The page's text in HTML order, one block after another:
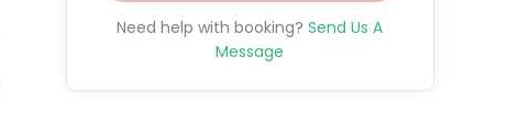
Need help with booking? Send Us A
Message